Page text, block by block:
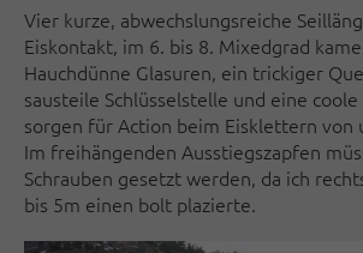
Vier kurze, abwechslungsreiche
Eiskontakt, im 6. bis 8. Mixedgrad
Hauchdünne Glasuren, ein trickiger
sausteile Schlüsselstelle und eine
sorgen für Action beim Eisklettern von
Im freihängenden Ausstiegszapfen
Schrauben gesetzt werden, da ich
bis 5m einen bolt plazierte.